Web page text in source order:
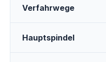
Verfahrwege
Hauptspindel